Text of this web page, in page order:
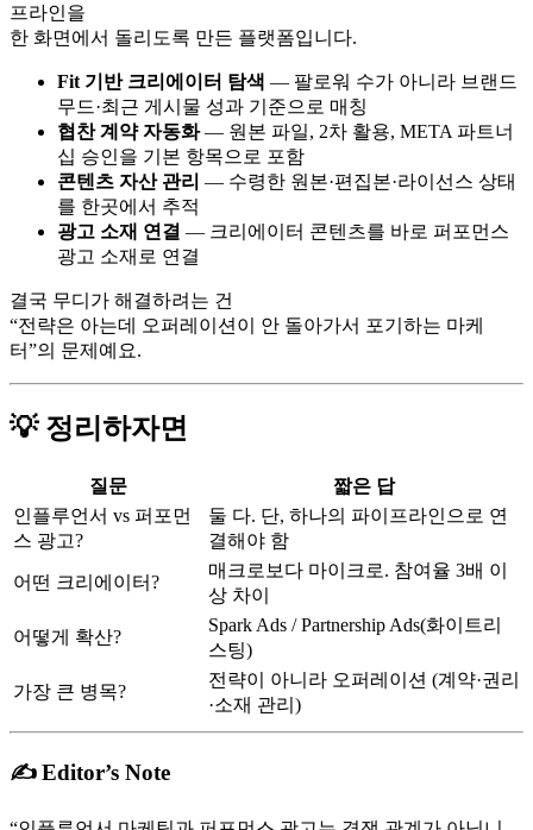
프라인을
한 화면에서 돌리도록 만든 플랫폼입니다.
Fit 기반 크리에이터 탐색 — 팔로워 수가 아니라 브랜드
무드·최근 게시물 성과 기준으로 매칭
협찬 계약 자동화— 원본 파일, 2차 활용, META 파트너
십 승인을 기본 항목으로 포함
콘텐츠 자산 관리 — 수령한 원본·편집본·라이선스 상태
를 한곳에서 추적
광고 소재 연결 — 크리에이터 콘텐츠를 바로 퍼포먼스
광고 소재로 연결
결국 무디가 해결하려는 건
“전략은 아는데 오퍼레이션이 안 돌아가서 포기하는 마케
터”의 문제예요.
💡 정리하자면
질문
짧은 답
인플루언서 vs 퍼포먼
스 광고?
둘 다. 단, 하나의 파이프라인으로 연
결해야 함
어떤 크리에이터?
매크로보다 마이크로. 참여율 3배 이
상 차이
어떻게 확산?
Spark Ads / Partnership Ads(화이트리
스팅)
가장 큰 병목?
전략이 아니라 오퍼레이션 (계약·권리
·소재 관리)
✍️Editor’s Note